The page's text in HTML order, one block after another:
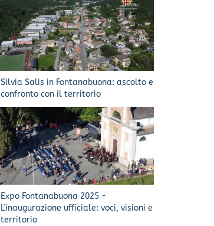
Silvia Salis in Fontanabuona: ascolto e
confronto con il territorio
Expo Fontanabuona 2025 -
L'inaugurazione ufficiale: voci, visioni e
territorio